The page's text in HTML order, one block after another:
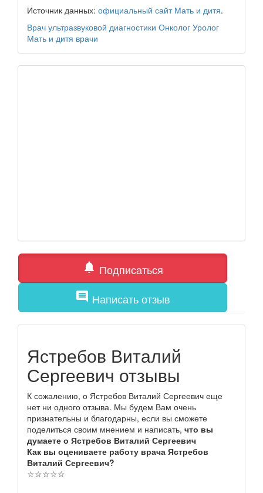
Источник данных: официальный сайт Мать и дитя.
Врач ультразвуковой диагностики Онколог Уролог
Мать и дитя врачи
notifications Подписаться
comment Написать отзыв
Ястребов Виталий
Сергеевич отзывы
К сожалению, о Ястребов Виталий Сергеевич еще
нет ни одного отзыва. Мы будем Вам очень
признательны и благодарны, если вы сможете
поделиться своим мнением и написать, что вы
думаете о Ястребов Виталий Сергеевич
Как вы оцениваете работу врача Ястребов
Виталий Сергеевич?
☆☆☆☆☆